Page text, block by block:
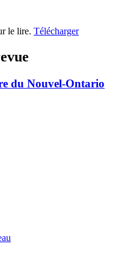
le lire. Télécharger
du Nouvel-Ontario